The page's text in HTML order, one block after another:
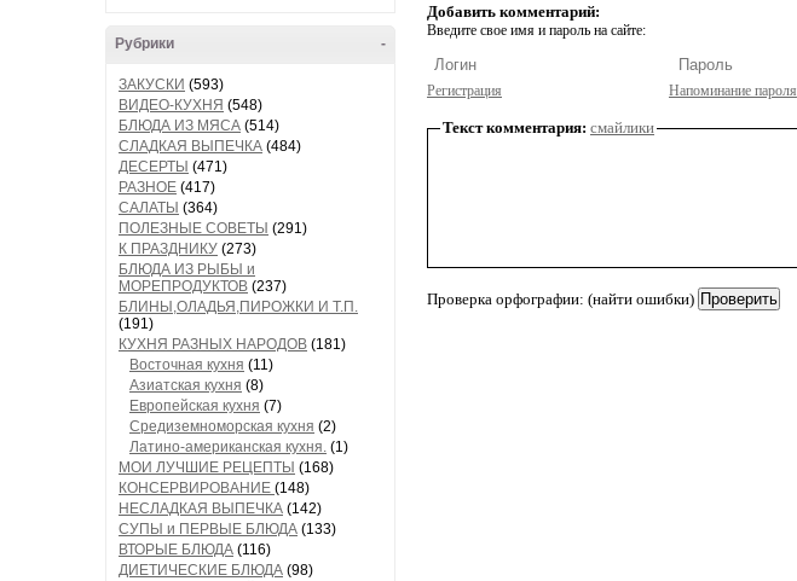
-
Рубрики
ЗАКУСКИ (593)
ВИДЕО-КУХНЯ (548)
БЛЮДА ИЗ МЯСА (514)
СЛАДКАЯ ВЫПЕЧКА (484)
ДЕСЕРТЫ (471)
РАЗНОЕ (417)
САЛАТЫ (364)
ПОЛЕЗНЫЕ СОВЕТЫ (291)
К ПРАЗДНИКУ (273)
БЛЮДА ИЗ РЫБЫ и
МОРЕПРОДУКТОВ (237)
БЛИНЫ,ОЛАДЬЯ,ПИРОЖКИ И Т.П.
(191)
КУХНЯ РАЗНЫХ НАРОДОВ (181)
Восточная кухня (11)
Азиатская кухня (8)
Европейская кухня (7)
Средиземноморская кухня (2)
Латино-американская кухня. (1)
МОИ ЛУЧШИЕ РЕЦЕПТЫ (168)
КОНСЕРВИРОВАНИЕ (148)
НЕСЛАДКАЯ ВЫПЕЧКА (142)
СУПЫ и ПЕРВЫЕ БЛЮДА (133)
ВТОРЫЕ БЛЮДА (116)
ДИЕТИЧЕСКИЕ БЛЮДА (98)
Добавить комментарий:
Введите свое имя и пароль на сайте:
Регистрация Напоминание пароля
Текст комментария: смайлики
Проверка орфографии: (найти ошибки)